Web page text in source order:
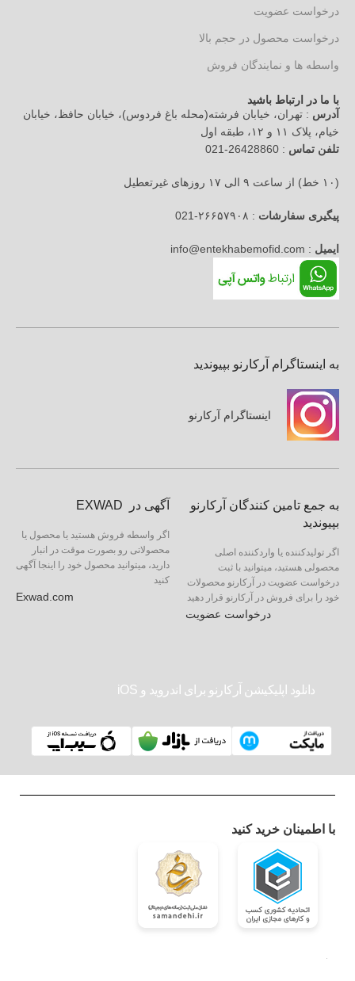
درخواست عضویت
درخواست محصول در حجم بالا
واسطه ها و نمایندگان فروش
با ما در ارتباط باشید
آدرس : تهران، خیابان فرشته(محله باغ فردوس)، خیابان حافظ، خیابان
خیام، پلاک ۱۱ و ۱۲، طبقه اول
تلفن تماس : 26428860-021
(۱۰ خط) از ساعت ۹ الی ۱۷ روزهای غیرتعطیل
پیگیری سفارشات : ۲۶۶۵۷۹۰۸-021
ایمیل : info@entekhabemofid.com
به اینستاگرام آرکارنو بپیوندید
اینستاگرام آرکارنو
به جمع تامین کنندگان آرکارنو
بپیوندید
اگر تولیدکننده یا واردکننده اصلی
محصولی هستید، میتوانید با ثبت
درخواست عضویت در آرکارنو محصولات
خود را برای فروش در آرکارنو قرار دهید
درخواست عضویت
آگهی در EXWAD
اگر واسطه فروش هستید یا محصول یا
محصولاتی رو بصورت موقت در انبار
دارید، میتوانید محصول خود را اینجا آگهی
کنید
Exwad.com
دانلود اپلیکیشن آرکارنو برای اندروید و iOS
با اطمینان خرید کنید